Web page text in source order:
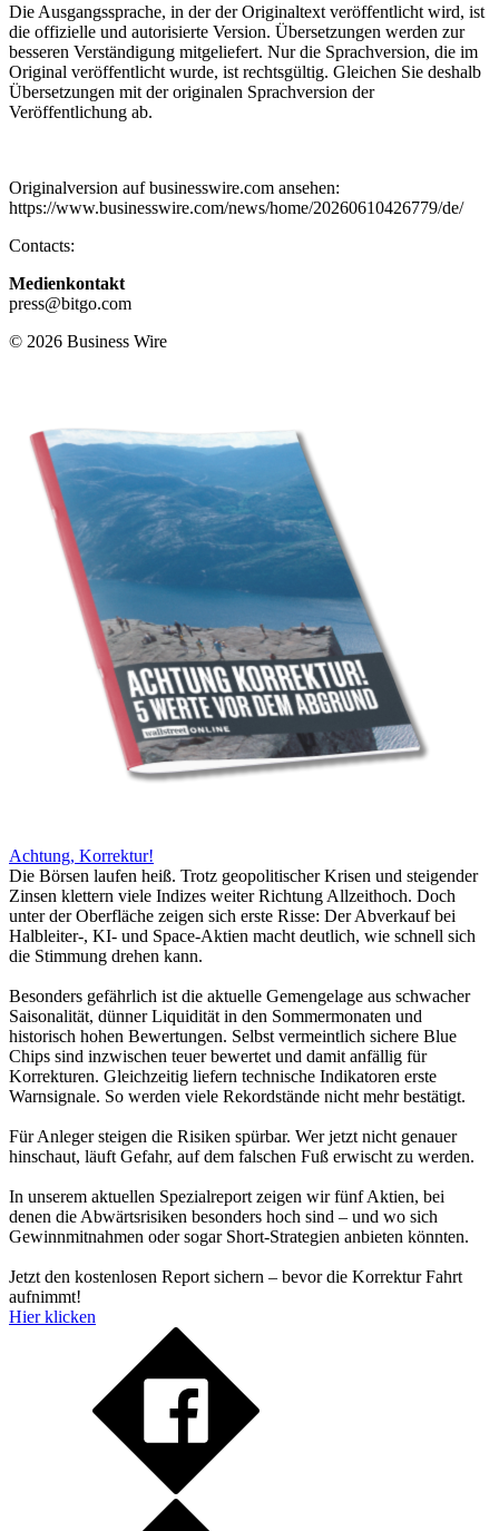
Die Ausgangssprache, in der der Originaltext veröffentlicht wird, ist
die offizielle und autorisierte Version. Übersetzungen werden zur
besseren Verständigung mitgeliefert. Nur die Sprachversion, die im
Original veröffentlicht wurde, ist rechtsgültig. Gleichen Sie deshalb
Übersetzungen mit der originalen Sprachversion der
Veröffentlichung ab.
Originalversion auf businesswire.com ansehen:
https://www.businesswire.com/news/home/20260610426779/de/
Contacts:
Medienkontakt
press@bitgo.com
© 2026 Business Wire
Achtung, Korrektur!
Die Börsen laufen heiß. Trotz geopolitischer Krisen und steigender
Zinsen klettern viele Indizes weiter Richtung Allzeithoch. Doch
unter der Oberfläche zeigen sich erste Risse: Der Abverkauf bei
Halbleiter-, KI- und Space-Aktien macht deutlich, wie schnell sich
die Stimmung drehen kann.
Besonders gefährlich ist die aktuelle Gemengelage aus schwacher
Saisonalität, dünner Liquidität in den Sommermonaten und
historisch hohen Bewertungen. Selbst vermeintlich sichere Blue
Chips sind inzwischen teuer bewertet und damit anfällig für
Korrekturen. Gleichzeitig liefern technische Indikatoren erste
Warnsignale. So werden viele Rekordstände nicht mehr bestätigt.
Für Anleger steigen die Risiken spürbar. Wer jetzt nicht genauer
hinschaut, läuft Gefahr, auf dem falschen Fuß erwischt zu werden.
In unserem aktuellen Spezialreport zeigen wir fünf Aktien, bei
denen die Abwärtsrisiken besonders hoch sind – und wo sich
Gewinnmitnahmen oder sogar Short-Strategien anbieten könnten.
Jetzt den kostenlosen Report sichern – bevor die Korrektur Fahrt
aufnimmt!
Hier klicken